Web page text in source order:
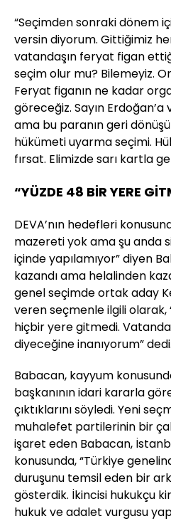
“Seçimden sonraki dönem
versin diyorum. Gittiğimiz
vatandaşın feryat figan
seçim olur mu? Bilemeyiz.
Feryat figanın ne kadar
göreceğiz. Sayın
ama bu paranın geri
hükümeti uyarma seçimi.
fırsat. Elimizde sarı kartla
“YÜZDE 48 BİR YERE
DEVA’nın hedefleri
mazereti yok ama şu anda
içinde yapılamıyor” diyen
kazandı ama helalinden
genel seçimde ortak aday
veren seçmenle ilgili olarak,
hiçbir yere gitmedi.
diyeceğine inanıyorum” dedi.
Babacan, kayyum
başkanının idari kararla
çıktıklarını söyledi. Yeni
muhalefet partilerinin bir
işaret eden Babacan,
konusunda, “Türkiye
duruşunu temsil eden bir
gösterdik. İkincisi hukukçu
hukuk ve adalet vurgusu